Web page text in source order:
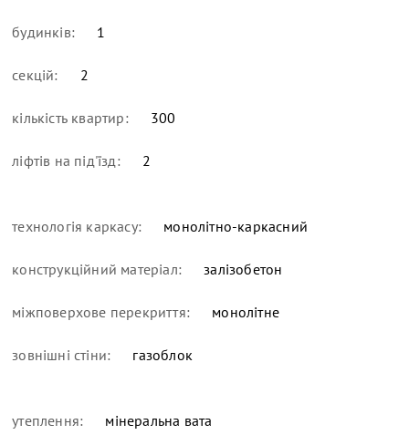
будинків: 1
секцій: 2
кількість квартир: 300
ліфтів на під'їзд: 2
технологія каркасу: монолітно-каркасний
конструкційний матеріал: залізобетон
міжповерхове перекриття: монолітне
зовнішні стіни: газоблок
утеплення: мінеральна вата